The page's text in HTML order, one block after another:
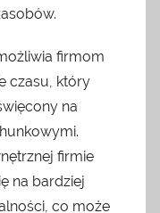
firmom
czasu, który
na
firmie
na bardziej
co może